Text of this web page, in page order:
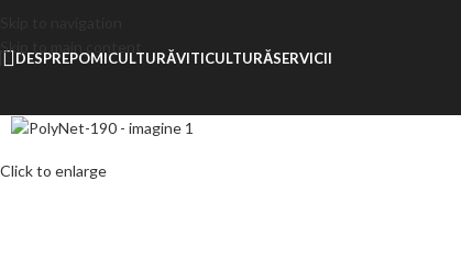
Skip to main content
DESPREPOMICULTURĂVITICULTURĂSERVICII
Click to enlarge